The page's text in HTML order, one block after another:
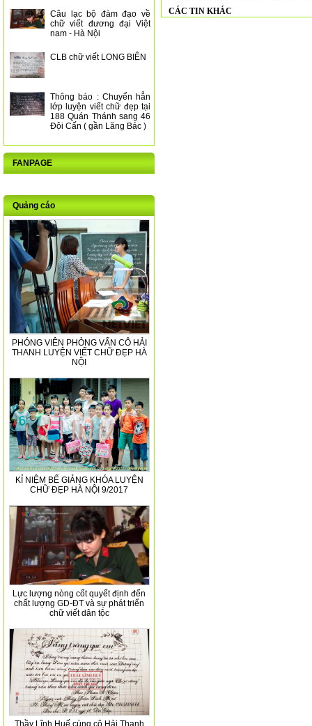
Câu lạc bộ đàm đạo về
chữ viết đương đại Việt
nam - Hà Nội
CLB chữ viết LONG BIÊN
Thông báo : Chuyển hẳn
lớp luyện viết chữ đẹp tại
188 Quán Thánh sang 46
Đội Cấn ( gần Lăng Bác )
FANPAGE
Quảng cáo
PHÓNG VIÊN PHỎNG VẤN CÔ HẢI
THANH LUYỆN VIẾT CHỮ ĐẸP HÀ
NỘI
KỈ NIỆM BẾ GIẢNG KHÓA LUYỆN
CHỮ ĐẸP HÀ NỘI 9/2017
Lực lượng nòng cốt quyết định đến
chất lượng GD-ĐT và sự phát triển
chữ viết dân tộc
Thầy Lĩnh Huế cùng cô Hải Thanh
CÁC TIN KHÁC